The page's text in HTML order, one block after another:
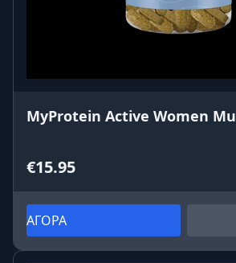
MyProtein Active Women Mu
€15.95
ΑΓΟΡΑ